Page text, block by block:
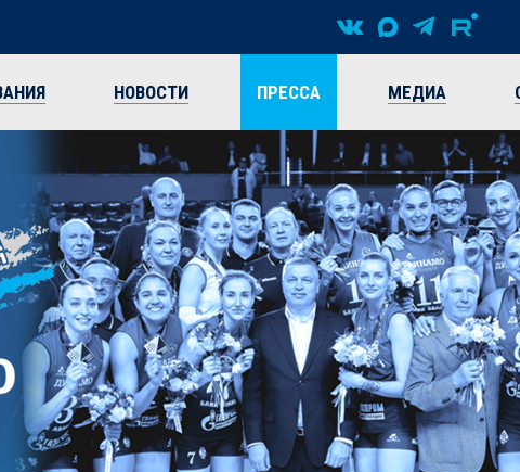
НОВОСТИ ПРЕССА МЕДИА